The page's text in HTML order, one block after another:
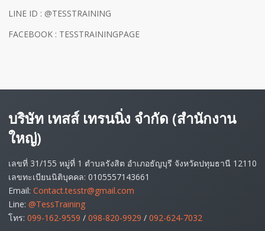
LINE ID : @TESSTRAINING
FACEBOOK : TESSTRAININGPAGE
บริษัท เทสส์ เทรนนิ่ง จำกัด (สำนักงาน
ใหญ่)
เลขที่ 31/155 หมู่ที่ 1 ตำบลรังสิต อำเภอธัญบุรี จังหวัดปทุมธานี 12110
เลขทะเบียนนิติบุคคล: 0105557143661
Email: Contact.tesstr@gmail.com
Line: @TessTraining
โทร: 099-162-9559 / 098-820-9929 / 092-624-7032